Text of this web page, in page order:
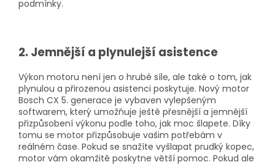
podmínky.
2. Jemnější a plynulejší asistence
Výkon motoru není jen o hrubé síle, ale také o tom, jak
plynulou a přirozenou asistenci poskytuje. Nový motor
Bosch CX 5. generace je vybaven vylepšeným
softwarem, který umožňuje ještě přesnější a jemnější
přizpůsobení výkonu podle toho, jak moc šlapete. Díky
tomu se motor přizpůsobuje vašim potřebám v
reálném čase. Pokud se snažíte vyšlapat prudký kopec,
motor vám okamžitě poskytne větší pomoc. Pokud ale